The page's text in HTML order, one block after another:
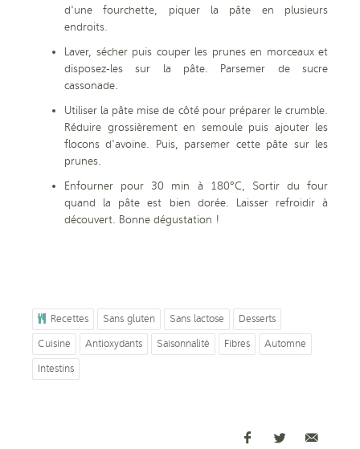
d'une fourchette, piquer la pâte en plusieurs
endroits.
Laver, sécher puis couper les prunes en morceaux et
disposez-les sur la pâte. Parsemer de sucre
cassonade.
Utiliser la pâte mise de côté pour préparer le crumble.
Réduire grossièrement en semoule puis ajouter les
flocons d'avoine. Puis, parsemer cette pâte sur les
prunes.
Enfourner pour 30 min à 180°C, Sortir du four
quand la pâte est bien dorée. Laisser refroidir à
découvert. Bonne dégustation !
Recettes Sans gluten Sans lactose
Desserts
Cuisine
Antioxydants Saisonnalité Fibres
Automne
Intestins